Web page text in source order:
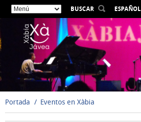
BUSCAR
ESPAÑOL
VALENCIÀ
ENGLISH
DEUTSCH
РУССКИЙ
Portada Eventos en Xàbia